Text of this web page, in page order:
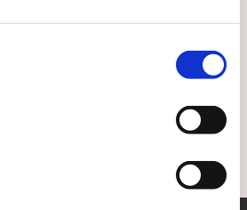
kraftsamlar på flera fronter för
erbjuda 2 500
vd på Mellby Gård.